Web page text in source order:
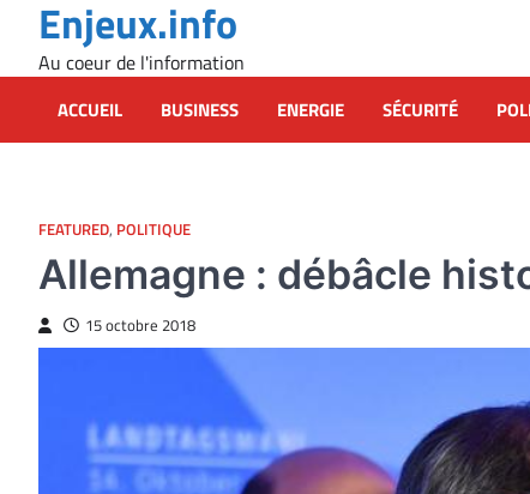
content
Enjeux.info
Au coeur de l'information
ACCUEIL BUSINESS ENERGIE SÉCURITÉ
FEATURED, POLITIQUE
Allemagne : débâcle
15 octobre 2018